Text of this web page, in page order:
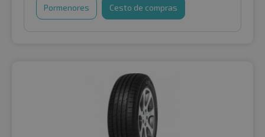
Pormenores Cesto de compras